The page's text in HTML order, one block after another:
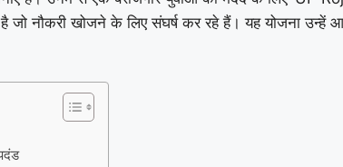
है जो नौकरी खोजने के लिए संघर्ष कर रहे हैं। यह